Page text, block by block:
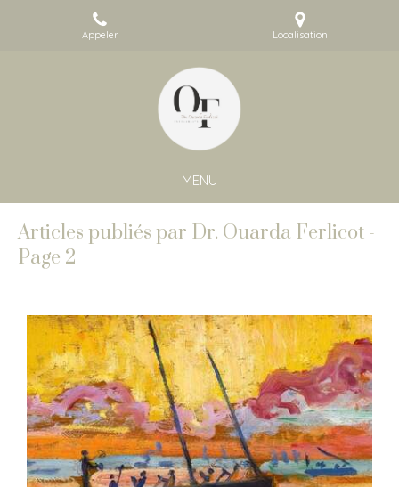
Appeler Localisation
MENU
Articles publiés par Dr. Ouarda Ferlicot -
Page 2